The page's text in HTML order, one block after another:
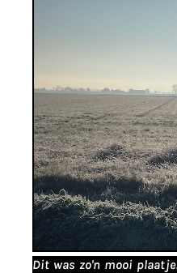
Dit was zo'n mooi